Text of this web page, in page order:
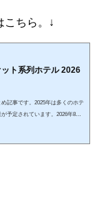
こちら。↓
ット系列ホテル 2026
記事です。2025年は多くのホテ
予定されています。2026年8月
ィールド・バイ・マリオット札